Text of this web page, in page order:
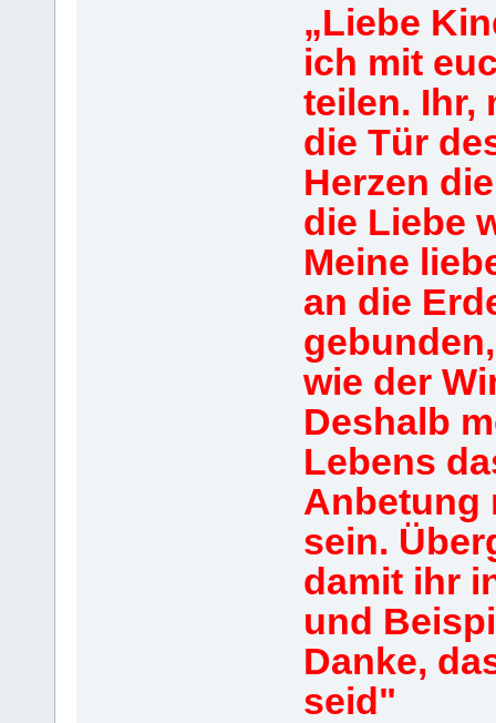
„Liebe
ich mit
teilen. Ihr,
die Tür
Herzen
die Liebe
Meine
an die
wie der
Deshalb
Lebens
Anbetung
sein.
damit ihr
und
Danke,
seid"